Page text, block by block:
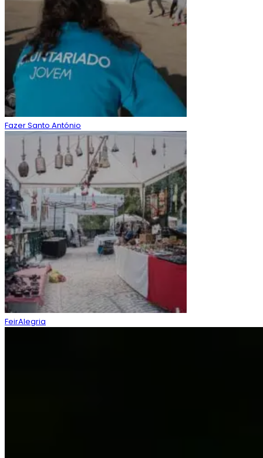
Fazer Santo António
FeirAlegria